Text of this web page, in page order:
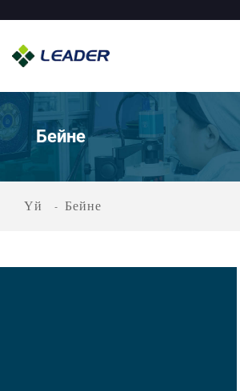
Бейне
Үй Бейне